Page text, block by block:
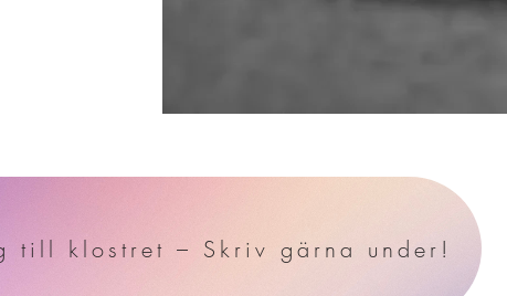
till klostret – Skriv gärna under!